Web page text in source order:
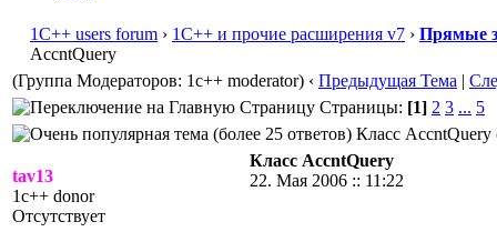
1С++ users forum › 1С++ и прочие расширения v7 › Прямые
AccntQuery
(Группа Модераторов: 1c++ moderator) ‹ Предыдущая Тема |
Страницы: [1] 2 3 ... 5
Класс AccntQuery
tav13
1c++ donor
Отсутствует
Класс AccntQuery
22. Мая 2006 :: 11:22